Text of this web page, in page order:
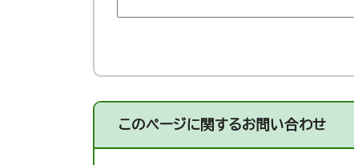
このページに関するお問い合わせ